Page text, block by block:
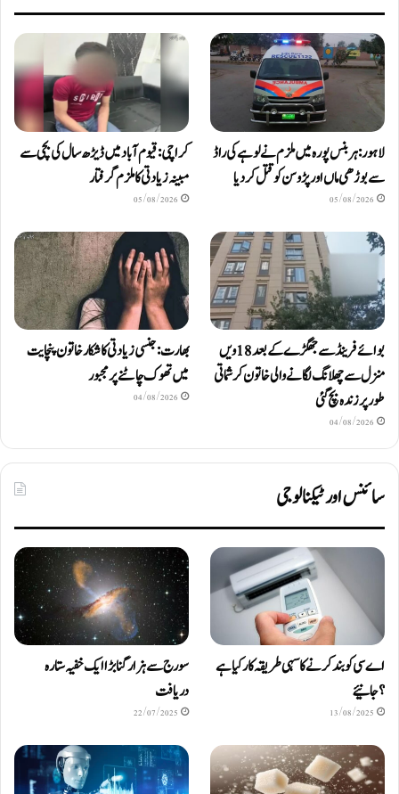
لاہور: ہربنس پورہ میں ملزم نے لوہے کی راڈ
سے بوڑھی ماں اور پڑوسن کو قتل کر دیا
05/08/2026
کراچی: قیوم آباد میں ڈیڑھ سال کی بچی سے
مبینہ زیادتی کا ملزم گرفتار
05/08/2026
بوائے فرینڈ سے جھگڑے کے بعد 18 ویں
منزل سے چھلانگ لگانے والی خاتون کرشماتی
طور پر زندہ بچ گئی
04/08/2026
بھارت: جنسی زیادتی کا شکار خاتون پنچایت
میں تھوک چاٹنے پر مجبور
04/08/2026
سائنس اور ٹیکنالوجی
اے سی کو بند کرنے کا سہی طریقہ کار کیا ہے
؟ جانیئے
13/08/2025
سورج سے ہزار گنا بڑا ایک خفیہ ستارہ
دریافت
22/07/2025